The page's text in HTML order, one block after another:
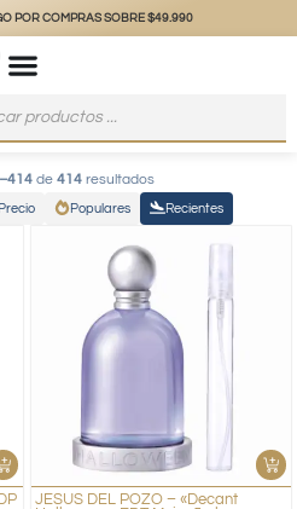
POR COMPRAS SOBRE $49.990
de 414 resultados
Precio Populares Recientes
JESUS DEL POZO – «Decant